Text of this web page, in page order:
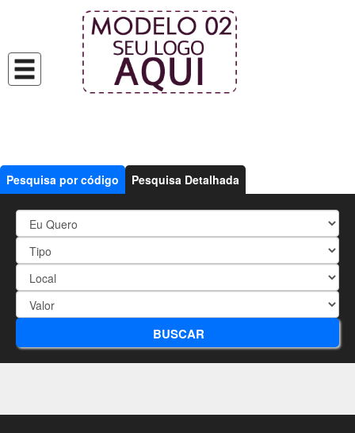
Pesquisa por código Pesquisa Detalhada
BUSCAR